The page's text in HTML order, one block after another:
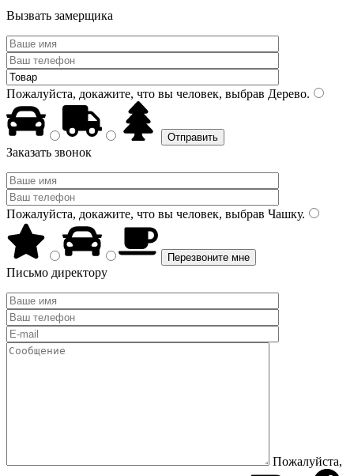
Вызвать замерщика
Пожалуйста, докажите, что вы человек, выбрав Дерево.
Заказать звонок
Пожалуйста, докажите, что вы человек, выбрав Чашку.
Письмо директору
Пожалуйста,